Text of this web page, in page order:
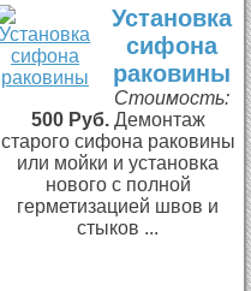
Установка
сифона
раковины
Стоимость:
500 Руб. Демонтаж
старого сифона раковины
или мойки и установка
нового с полной
герметизацией швов и
стыков ...